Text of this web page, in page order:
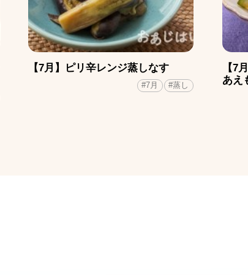
【7月】ピリ辛レンジ蒸しなす
#7月 #蒸し
【7
あえ